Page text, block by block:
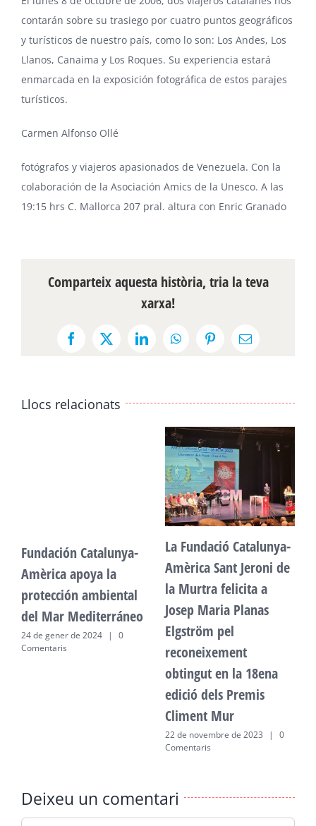
contarán sobre su trasiego por cuatro puntos geográficos
y turísticos de nuestro país, como lo son: Los Andes, Los
Llanos, Canaima y Los Roques. Su experiencia estará
enmarcada en la exposición fotográfica de estos parajes
turísticos.
Carmen Alfonso Ollé
fotógrafos y viajeros apasionados de Venezuela. Con la
colaboración de la Asociación Amics de la Unesco. A las
19:15 hrs C. Mallorca 207 pral. altura con Enric Granado
Comparteix aquesta història, tria la teva
xarxa!
Facebook
X LinkedInWhatsAppPinterestEmail:
Llocs relacionats
Fundación Catalunya-
Amèrica apoya la
protección ambiental
del Mar Mediterráneo
24 de gener de 2024 |
0
Comentaris
La Fundació Catalunya-
Amèrica Sant Jeroni de
la Murtra felicita a
Josep Maria Planas
Elgström pel
reconeixement
obtingut en la 18ena
edició dels Premis
Climent Mur
22 de novembre de 2023 |
0
Comentaris
Deixeu un comentari